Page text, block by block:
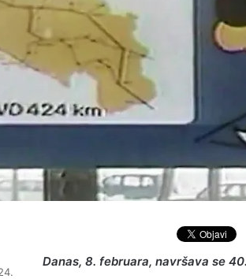
Danas, 8. februara, navršava se